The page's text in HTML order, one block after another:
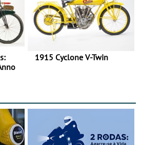
1915 Cyclone V-Twin